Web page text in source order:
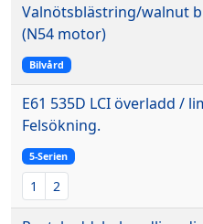
Valnötsblästring/walnut
(N54 motor)
Bilvård
E61 535D LCI överladd /
Felsökning.
5-Serien
1 2